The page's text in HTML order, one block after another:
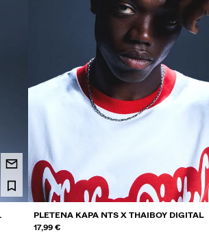
PLETENA KAPA NTS X THAIBOY DIGITAL
17,99 €